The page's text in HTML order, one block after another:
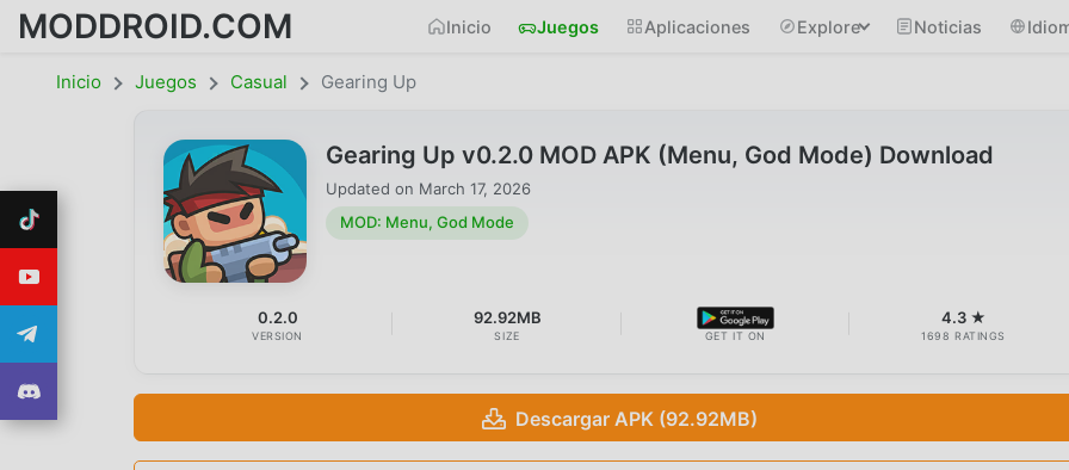
MODDROID.COM Inicio Juegos Aplicaciones Explore Noticias
Inicio Juegos Casual Gearing Up
Gearing Up v0.2.0 MOD APK (Menu, God Mode) Download
Updated on March 17, 2026
MOD: Menu, God Mode
0.2.0
VERSION
92.92MB
SIZE GET IT ON
4.3 ★
1698 RATINGS
Descargar APK (92.92MB)